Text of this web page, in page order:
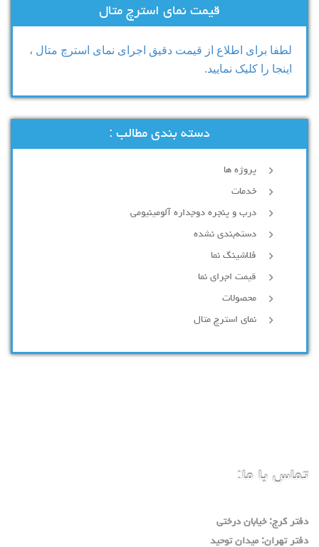
قیمت نمای استرچ متال
لطفا برای اطلاع از قیمت دقیق اجرای نمای استرچ متال ،
اینجا را کلیک نمایید.
دسته بندی مطالب :
پروژه ها
خدمات
درب و پنجره دوجداره آلومینیومی
دسته‌بندی نشده
فلاشینگ نما
قیمت اجرای نما
محصولات
نمای استرچ متال
تماس با ما:
دفتر كرج: خيابان درختي
دفتر تهران: ميدان توحيد